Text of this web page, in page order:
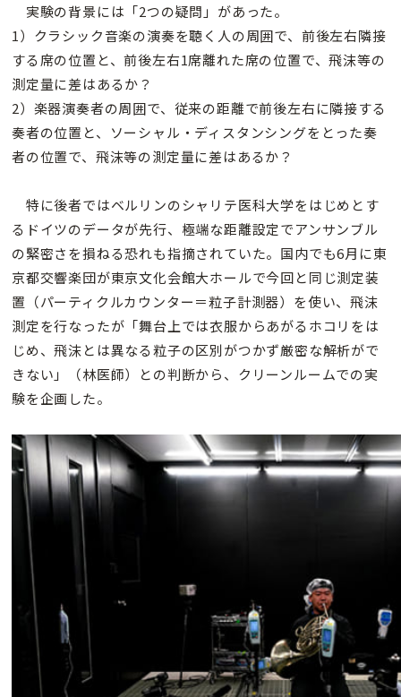
実験の背景には「2つの疑問」があった。
1）クラシック音楽の演奏を聴く人の周囲で、前後左右隣接
する席の位置と、前後左右1席離れた席の位置で、飛沫等の
測定量に差はあるか？
2）楽器演奏者の周囲で、従来の距離で前後左右に隣接する
奏者の位置と、ソーシャル・ディスタンシングをとった奏
者の位置で、飛沫等の測定量に差はあるか？
特に後者ではベルリンのシャリテ医科大学をはじめとす
るドイツのデータが先行、極端な距離設定でアンサンブル
の緊密さを損ねる恐れも指摘されていた。国内でも6月に東
京都交響楽団が東京文化会館大ホールで今回と同じ測定装
置（パーティクルカウンター＝粒子計測器）を使い、飛沫
測定を行なったが「舞台上では衣服からあがるホコリをは
じめ、飛沫とは異なる粒子の区別がつかず厳密な解析がで
きない」（林医師）との判断から、クリーンルームでの実
験を企画した。